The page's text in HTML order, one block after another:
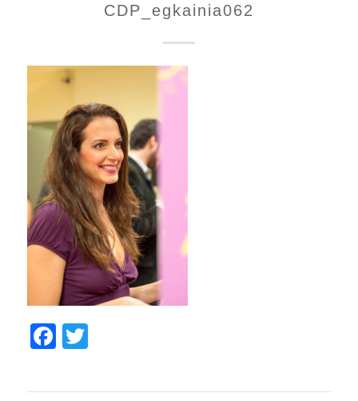
CDP_egkainia062
Facebook